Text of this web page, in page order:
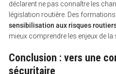
déclarent ne pas connaître les
législation routière. Des
sensibilisation aux risques
mieux comprendre les enjeux de la
Conclusion : vers une
sécuritaire